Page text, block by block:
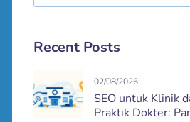
Recent Posts
02/08/2026
SEO untuk Klinik
Praktik Dokter: